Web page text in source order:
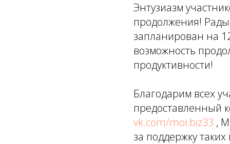
Энтузиазм
продолжения!
запланирован на
возможность
продуктивности!
Благодарим всех
предоставленный
vk.com/moi.biz33 ,
за поддержку